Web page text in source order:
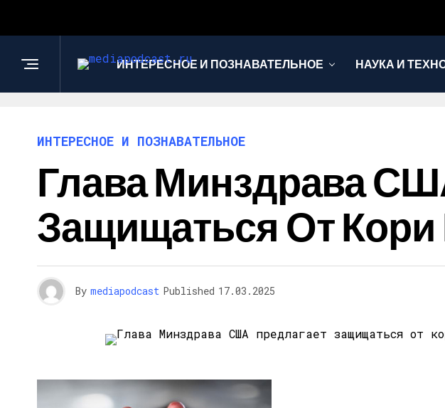
ИНТЕРЕСНОЕ И ПОЗНАВАТЕЛЬНОЕ НАУКА И
ИНТЕРЕСНОЕ И ПОЗНАВАТЕЛЬНОЕ
Глава Минздрава
Защищаться От
By mediapodcast Published 17.03.2025